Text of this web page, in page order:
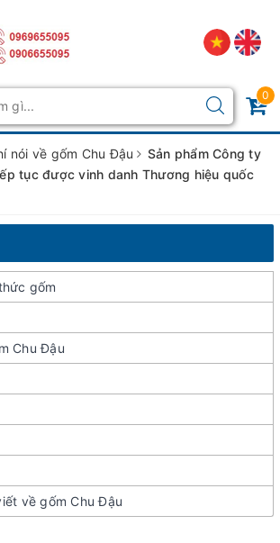
0
nói về gốm Chu Đậu
Sản phẩm Công ty
tục được vinh danh Thương hiệu quốc
gốm
Chu Đậu
về gốm Chu Đậu